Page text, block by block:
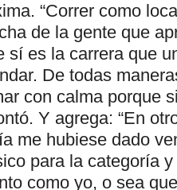
“Correr como
de la gente que
sí es la carrera que
De todas
con calma porque
Y agrega: “En
me hubiese dado
para la categoría
como yo, o sea